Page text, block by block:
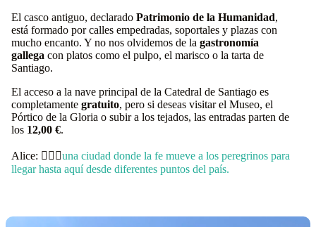
El casco antiguo, declarado Patrimonio de la Humanidad,
está formado por calles empedradas, soportales y plazas con
mucho encanto. Y no nos olvidemos de la gastronomía
gallega con platos como el pulpo, el marisco o la tarta de
Santiago.
El acceso a la nave principal de la Catedral de Santiago es
completamente gratuito, pero si deseas visitar el Museo, el
Pórtico de la Gloria o subir a los tejados, las entradas parten de
los 12,00 €.
Alice: 🚶🏻‍♀️una ciudad donde la fe mueve a los peregrinos para
llegar hasta aquí desde diferentes puntos del país.